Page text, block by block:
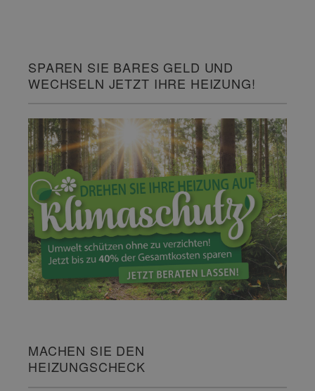
SPAREN SIE BARES GELD UND
WECHSELN JETZT IHRE HEIZUNG!
MACHEN SIE DEN
HEIZUNGSCHECK